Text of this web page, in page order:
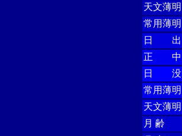
天文薄明
常用薄明
日 出
正 中
日 没
常用薄明
天文薄明
月 齢